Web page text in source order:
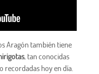
Aragón también tiene
, tan conocidas
recordadas hoy en día.